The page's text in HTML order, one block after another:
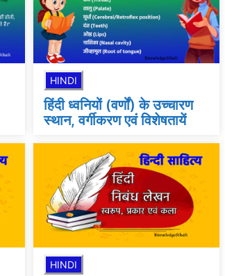
HINDI
हिंदी ध्वनियों (वर्णों) के उच्चारण
स्थान, वर्गीकरण एवं विशेषतायें
HINDI